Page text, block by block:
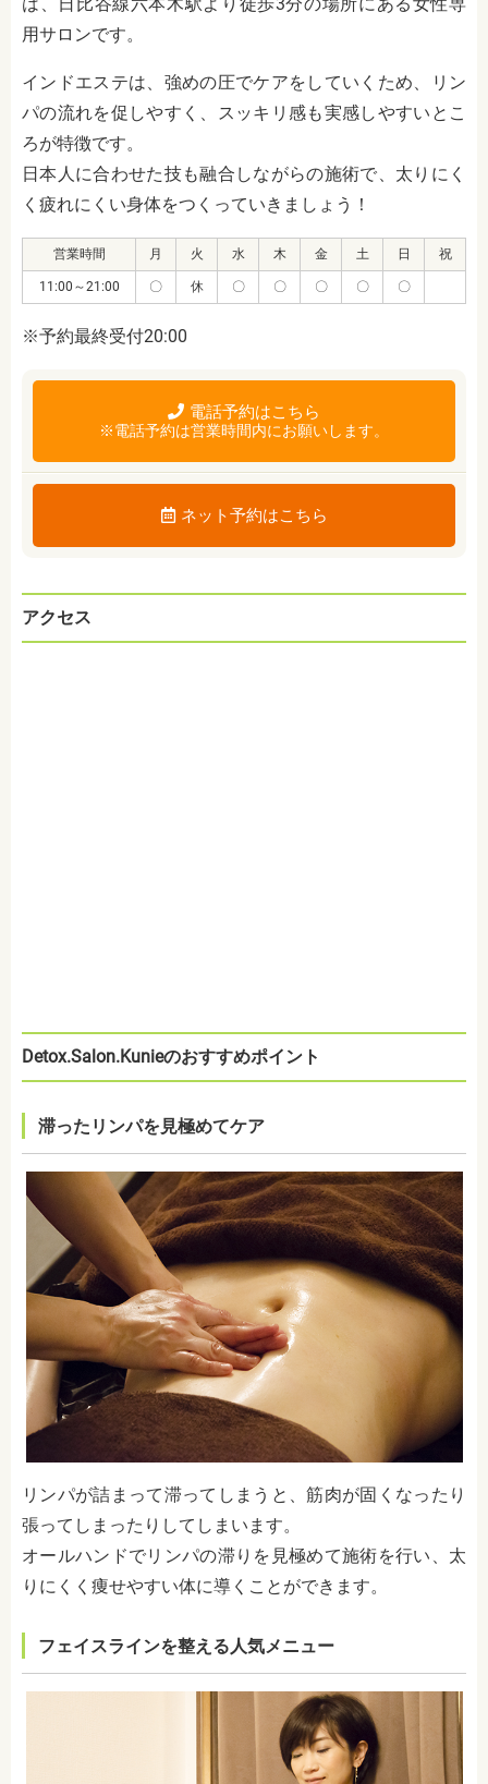
用サロンです。
インドエステは、強めの圧でケアをしていくため、リン
パの流れを促しやすく、スッキリ感も実感しやすいとこ
ろが特徴です。
日本人に合わせた技も融合しながらの施術で、太りにく
く疲れにくい身体をつくっていきましょう！
営業時間 月 火 水 木 金 土 日 祝
11:00～21:00 〇 休 〇 〇 〇 〇 〇
※予約最終受付20:00
電話予約はこちら
※電話予約は営業時間内にお願いします。
ネット予約はこちら
アクセス
Detox.Salon.Kunieのおすすめポイント
滞ったリンパを見極めてケア
リンパが詰まって滞ってしまうと、筋肉が固くなったり
張ってしまったりしてしまいます。
オールハンドでリンパの滞りを見極めて施術を行い、太
りにくく痩せやすい体に導くことができます。
フェイスラインを整える人気メニュー